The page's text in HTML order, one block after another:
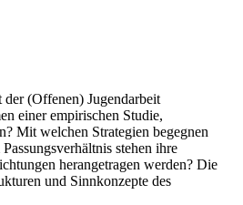
(Offenen) Jugendarbeit
einer empirischen Studie,
Mit welchen Strategien begegnen
stehen ihre
herangetragen werden? Die
und Sinnkonzepte des